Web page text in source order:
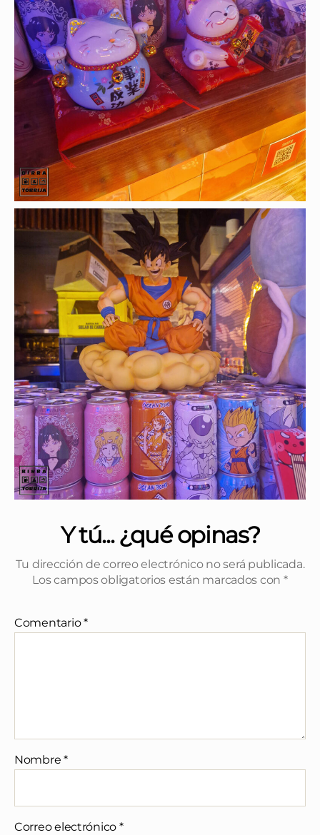
Y tú... ¿qué opinas?
Tu dirección de correo electrónico no será publicada.
Los campos obligatorios están marcados con *
Comentario*
Nombre*
Correo electrónico *